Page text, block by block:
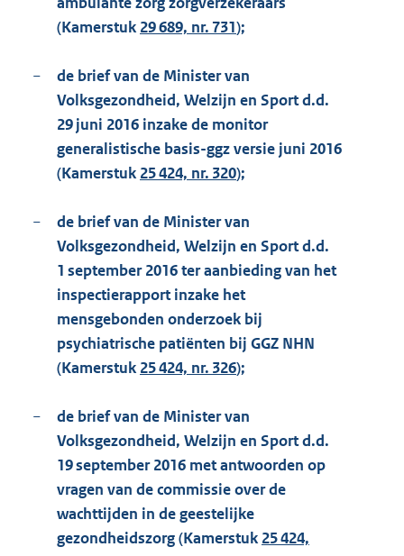
(Kamerstuk 29 689, nr. 731);
−
de brief van de Minister van
Volksgezondheid, Welzijn en Sport d.d.
29 juni 2016 inzake de monitor
generalistische basis-ggz versie juni 2016
(Kamerstuk 25 424, nr. 320);
−
de brief van de Minister van
Volksgezondheid, Welzijn en Sport d.d.
1 september 2016 ter aanbieding van het
inspectierapport inzake het
mensgebonden onderzoek bij
psychiatrische patiënten bij GGZ NHN
(Kamerstuk 25 424, nr. 326);
−
de brief van de Minister van
Volksgezondheid, Welzijn en Sport d.d.
19 september 2016 met antwoorden op
vragen van de commissie over de
wachttijden in de geestelijke
gezondheidszorg (Kamerstuk 25 424,